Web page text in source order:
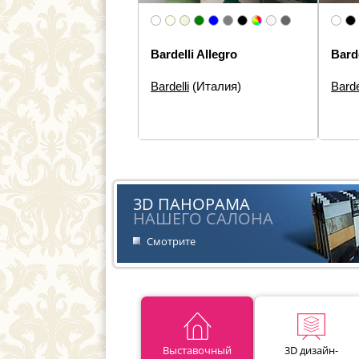
Bardelli Allegro
Размеры:20×60, 20×20
Bardelli (Италия)
3D ПАНОРАМА
НАШЕГО САЛОНА
Смотрите
Выставочный
3D дизайн-